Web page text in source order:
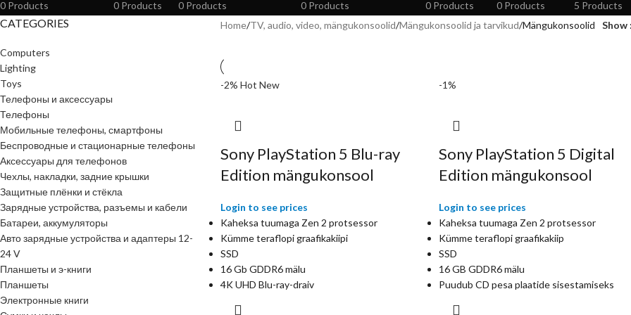
0 Products
0 Products
0 Products
0 Products
0 Products
0 Products
5 Products
CATEGORIES
Computers
Lighting
Toys
Телефоны и аксессуары
Телефоны
Мобильные телефоны, смартфоны
Беспроводные и стационарные телефоны
Аксессуары для телефонов
Чехлы, накладки, задние крышки
Защитные плёнки и стёкла
Зарядные устройства, разъемы и кабели
Батареи, аккумуляторы
Авто зарядные устройства и адаптеры 12-
24 V
Планшеты и э-книги
Планшеты
Электронные книги
Home TV, audio, video, mängukonsoolid Mängukonsoolid ja tarvikud Mängukonsoolid Show
-2% Hot New
Sony PlayStation 5 Blu-ray
Edition mängukonsool
Login to see prices
Kaheksa tuumaga Zen 2 protsessor
Kümme teraflopi graafikakiipi
SSD
16 Gb GDDR6 mälu
4K UHD Blu-ray-draiv
-1%
Sony PlayStation 5 Digital
Edition mängukonsool
Login to see prices
Kaheksa tuumaga Zen 2 protsessor
Kümme teraflopi graafikakiip
SSD
16 GB GDDR6 mälu
Puudub CD pesa plaatide sisestamiseks